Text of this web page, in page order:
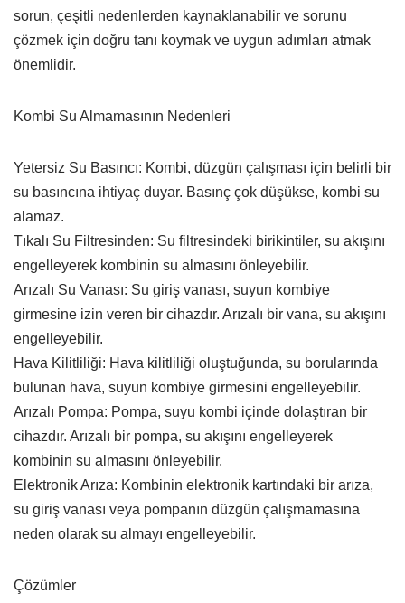
sorun, çeşitli nedenlerden kaynaklanabilir ve sorunu
çözmek için doğru tanı koymak ve uygun adımları atmak
önemlidir.
Kombi Su Almamasının Nedenleri
Yetersiz Su Basıncı: Kombi, düzgün çalışması için belirli bir
su basıncına ihtiyaç duyar. Basınç çok düşükse, kombi su
alamaz.
Tıkalı Su Filtresinden: Su filtresindeki birikintiler, su akışını
engelleyerek kombinin su almasını önleyebilir.
Arızalı Su Vanası: Su giriş vanası, suyun kombiye
girmesine izin veren bir cihazdır. Arızalı bir vana, su akışını
engelleyebilir.
Hava Kilitliliği: Hava kilitliliği oluştuğunda, su borularında
bulunan hava, suyun kombiye girmesini engelleyebilir.
Arızalı Pompa: Pompa, suyu kombi içinde dolaştıran bir
cihazdır. Arızalı bir pompa, su akışını engelleyerek
kombinin su almasını önleyebilir.
Elektronik Arıza: Kombinin elektronik kartındaki bir arıza,
su giriş vanası veya pompanın düzgün çalışmamasına
neden olarak su almayı engelleyebilir.
Çözümler